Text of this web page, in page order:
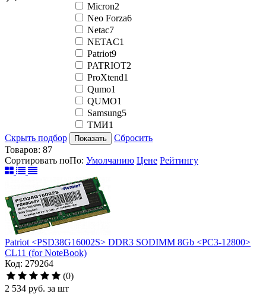
Micron2
Neo Forza6
Netac7
NETAC1
Patriot9
PATRIOT2
ProXtend1
Qumo1
QUMO1
Samsung5
ТМИ1
Скрыть подбор
Показать
Сбросить
Товаров: 87
Сортировать поПо: Умолчанию Цене Рейтингу
Patriot <PSD38G16002S> DDR3 SODIMM 8Gb <PC3-12800>
CL11 (for NoteBook)
Код: 279264
(0)
2 534 руб. за шт